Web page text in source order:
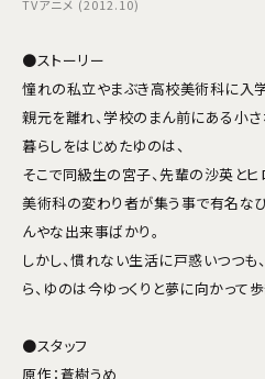
TVアニメ (2012.10)
●ストーリー
憧れの私立やまぶき高校美術科に入学
親元を離れ、学校のまん前にある小さ
暮らしをはじめたゆのは、
そこで同級生の宮子、先輩の沙英とヒ
美術科の変わり者が集う事で有名な
んやな出来事ばかり。
しかし、慣れない生活に戸惑いつつ
ら、ゆのは今ゆっくりと夢に向かって歩
●スタッフ
原作：蒼樹うめ